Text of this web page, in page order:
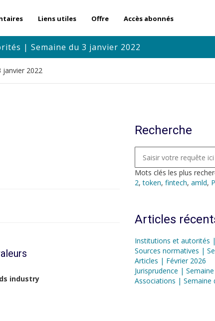
Liens utiles Offre Accès abonnés
| Semaine du 3 janvier 2022
2022
industry
Recherche
Mots clés les plus
2,token, fintech, amld,
Articles
Institutions et autorités
Sources normatives |
Articles | Février 2026
Jurisprudence |
Associations | Semaine